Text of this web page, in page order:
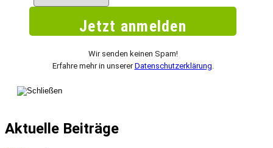
Wir senden keinen Spam!
Erfahre mehr in unsererDatenschutzerklärung.
Aktuelle Beiträge